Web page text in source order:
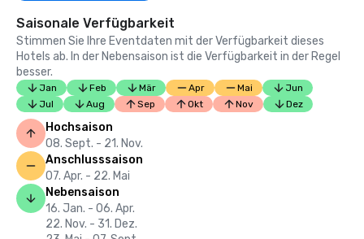
Saisonale Verfügbarkeit
Stimmen Sie Ihre Eventdaten mit der Verfügbarkeit dieses
Hotels ab. In der Nebensaison ist die Verfügbarkeit in der Regel
besser.
Jan Feb Mär Apr Mai
Jun
Jul
Aug Sep Okt Nov Dez
Hochsaison
08. Sept. - 21. Nov.
Anschlusssaison
07. Apr. - 22. Mai
Nebensaison
16. Jan. - 06. Apr.
22. Nov. - 31. Dez.